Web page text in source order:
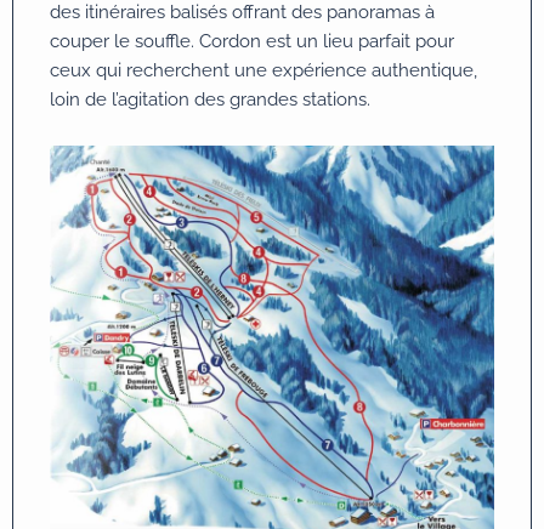
des itinéraires balisés offrant des panoramas à
couper le souffle. Cordon est un lieu parfait pour
ceux qui recherchent une expérience authentique,
loin de l’agitation des grandes stations.